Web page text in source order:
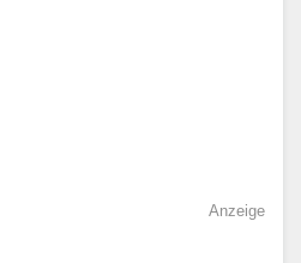
Anzeige